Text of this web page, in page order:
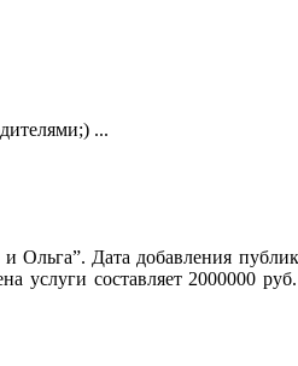
...
Ольга”. Дата добавления
составляет 2000000